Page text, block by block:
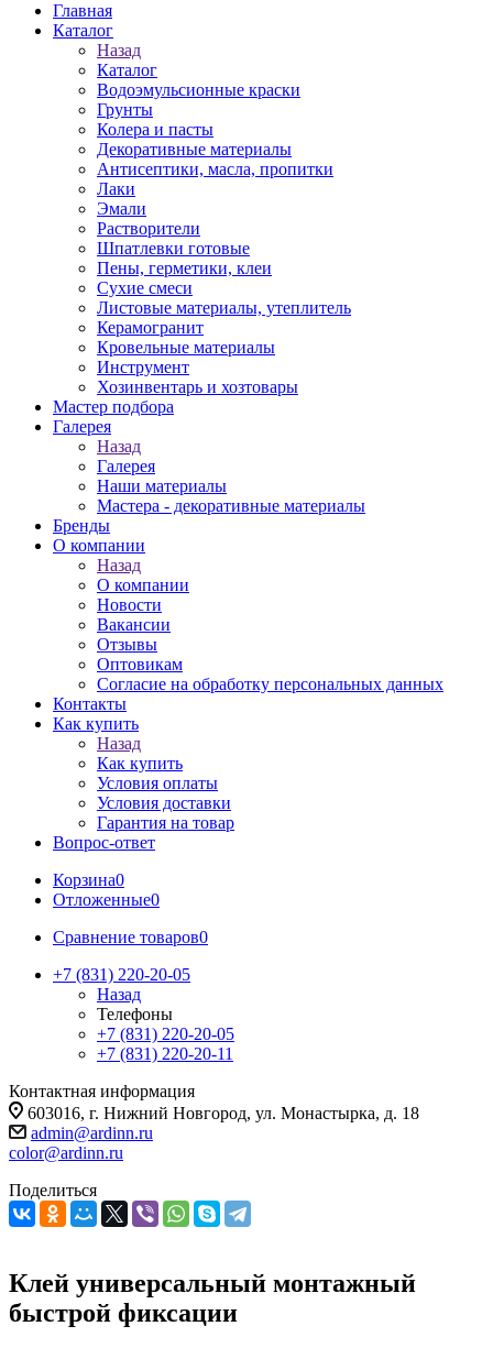
Главная
Каталог
Назад
Каталог
Водоэмульсионные краски
Грунты
Колера и пасты
Декоративные материалы
Антисептики, масла, пропитки
Лаки
Эмали
Растворители
Шпатлевки готовые
Пены, герметики, клеи
Сухие смеси
Листовые материалы, утеплитель
Керамогранит
Кровельные материалы
Инструмент
Хозинвентарь и хозтовары
Мастер подбора
Галерея
Назад
Галерея
Наши материалы
Мастера - декоративные материалы
Бренды
О компании
Назад
О компании
Новости
Вакансии
Отзывы
Оптовикам
Cогласие на обработку персональных данных
Контакты
Как купить
Назад
Как купить
Условия оплаты
Условия доставки
Гарантия на товар
Вопрос-ответ
Корзина0
Отложенные0
Сравнение товаров0
+7 (831) 220-20-05
Назад
Телефоны
+7 (831) 220-20-05
+7 (831) 220-20-11
Контактная информация
603016, г. Нижний Новгород, ул. Монастырка, д. 18
admin@ardinn.ru
color@ardinn.ru
Поделиться
Клей универсальный монтажный
быстрой фиксации